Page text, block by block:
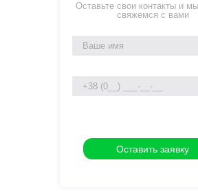
Оставьте свои контакты и
свяжемся с вами